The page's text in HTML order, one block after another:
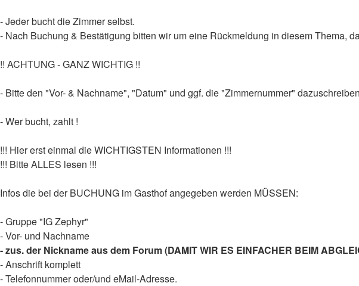
- Jeder bucht die Zimmer selbst.
- Nach Buchung & Bestätigung bitten wir um eine Rückmeldung in diesem Thema,
!! ACHTUNG - GANZ WICHTIG !!
- Bitte den "Vor- & Nachname", "Datum" und ggf. die "Zimmernummer"
- Wer bucht, zahlt !
!!! Hier erst einmal die WICHTIGSTEN Informationen !!!
!!! Bitte ALLES lesen !!!
Infos die bei der BUCHUNG im Gasthof angegeben werden MÜSSEN:
- Gruppe "IG Zephyr"
- Vor- und Nachname
- zus. der Nickname aus dem Forum (DAMIT WIR ES EINFACHER BEIM
- Anschrift komplett
- Telefonnummer oder/und eMail-Adresse.